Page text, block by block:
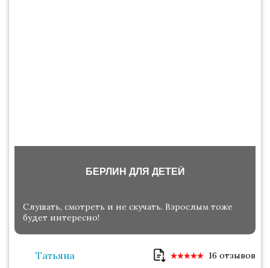
БЕРЛИН ДЛЯ ДЕТЕЙ
Слушать, смотреть и не скучать. Взрослым тоже
будет интересно!
Татьяна 16 отзывов